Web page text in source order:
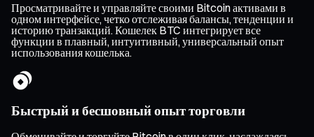
Просматривайте и управляйте своими Bitcoin активами в
одном интерфейсе, четко отслеживая балансы, тенденции и
историю транзакций. Кошелек BTC интегрирует все
функции в плавный, интуитивный, универсальный опыт
использования кошелька.
Быстрый и бесшовный опыт торговли